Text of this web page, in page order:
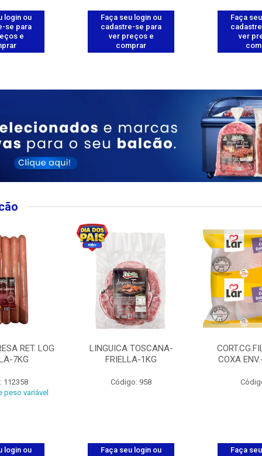
login ou
se para
e
Faça seu login ou
cadastre-se para
ver preços e
comprar
Faça
ver
RET. LOG
7KG
112358
peso variável
login ou
LINGUICA TOSCANA-
FRIELLA-1KG
Código: 958
Faça seu login ou
COXA
Faça